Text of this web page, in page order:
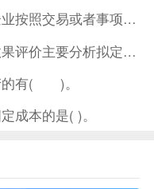
我国《企业会计准则》规定，企业按照交易或者事项的经济特征确定
对于非经营性技术方案，经济效果评价主要分析拟定方案的( )。
的有( )。
成本的是( )。